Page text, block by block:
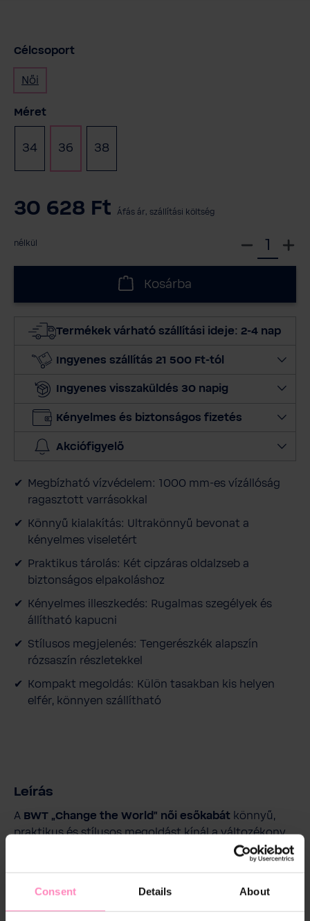
Consent Details About
Célcsoport
Női
Válasszon
Méret
34 36 38
30 628 Ft Áfás ár, szállítási költség
nélkül
s
m
n
y
Kosárba
Termékek várható szállítási ideje: 2-4 nap
Ingyenes szállítás 21 500 Ft-tól
Ingyenes visszaküldés 30 napig
Kényelmes és biztonságos fizetés
Akciófigyelő
Megbízható vízvédelem: 1000 mm-es vízállóság
ragasztott varrásokkal
Könnyű kialakítás: Ultrakönnyű bevonat a
kényelmes viseletért
Praktikus tárolás: Két cipzáras oldalzseb a
biztonságos elpakoláshoz
Kényelmes illeszkedés: Rugalmas szegélyek és
állítható kapucni
Stílusos megjelenés: Tengerészkék alapszín
rózsaszín részletekkel
Kompakt megoldás: Külön tasakban kis helyen
elfér, könnyen szállítható
Leírás
A BWT „Change the World” női esőkabát könnyű,
praktikus és stílusos megoldást kínál a változékony
időjárásra. A tengerészkék alapszín és a rózsaszín
hálós bélés harmonikus kontrasztja sportosan nőies
képviseli a BWT értékeit.